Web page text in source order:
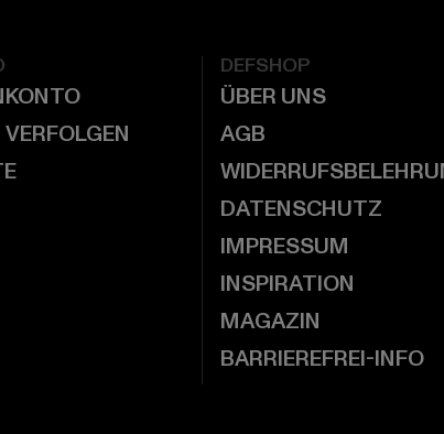
DEFSHOP
ÜBER UNS
AGB
DATENSCHUTZ
IMPRESSUM
INSPIRATION
MAGAZIN
BARRIEREFREI-INFO